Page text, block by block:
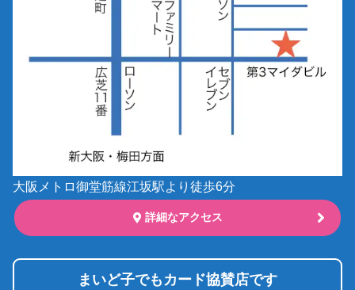
大阪メトロ御堂筋線江坂駅より徒歩6分
詳細なアクセス
まいど子でもカード協賛店です